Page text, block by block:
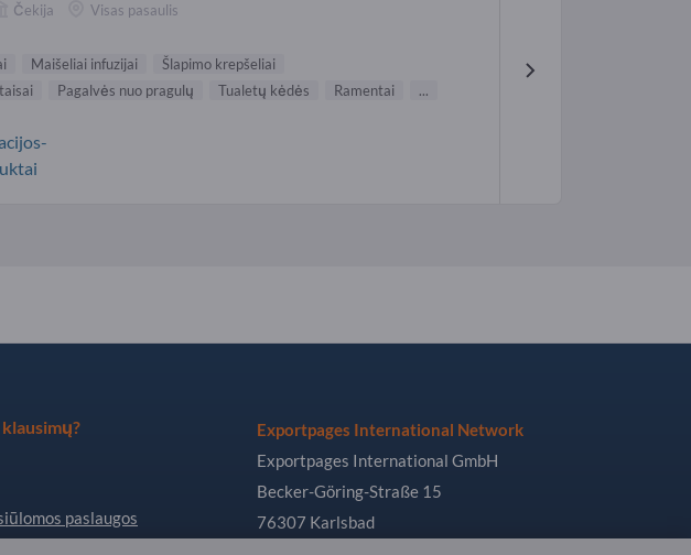
Čekija Visas pasaulis
Maišeliai infuzijai
Šlapimo krepšeliai
Pagalvės nuo pragulų Tualetų kėdės Ramentai ...
paslaugos
Exportpages International Network
Exportpages International GmbH
Becker-Göring-Straße 15
76307 Karlsbad